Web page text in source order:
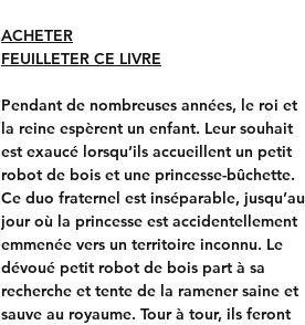
ACHETER
FEUILLETER CE LIVRE
Pendant de nombreuses années, le roi et
la reine espèrent un enfant. Leur souhait
est exaucé lorsqu’ils accueillent un petit
robot de bois et une princesse-bûchette.
Ce duo fraternel est inséparable, jusqu’au
jour où la princesse est accidentellement
emmenée vers un territoire inconnu. Le
dévoué petit robot de bois part à sa
recherche et tente de la ramener saine et
sauve au royaume. Tour à tour, ils feront